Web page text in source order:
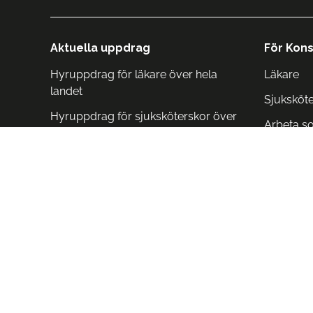
Aktuella uppdrag
Hyruppdrag för läkare över hela
landet
Hyruppdrag för sjuksköterskor över
För
Läkare
Arbeta